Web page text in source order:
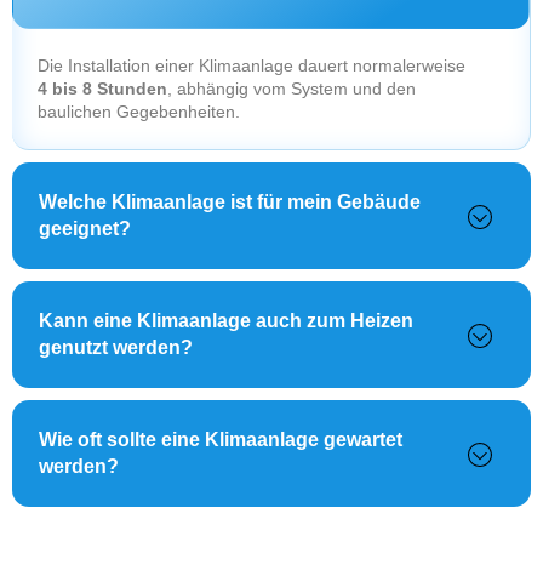
Die Installation einer Klimaanlage dauert normalerweise
4 bis 8 Stunden , abhängig vom System und den
baulichen Gegebenheiten.
Welche Klimaanlage ist für mein Gebäude
geeignet?
Kann eine Klimaanlage auch zum Heizen
genutzt werden?
Wie oft sollte eine Klimaanlage gewartet
werden?